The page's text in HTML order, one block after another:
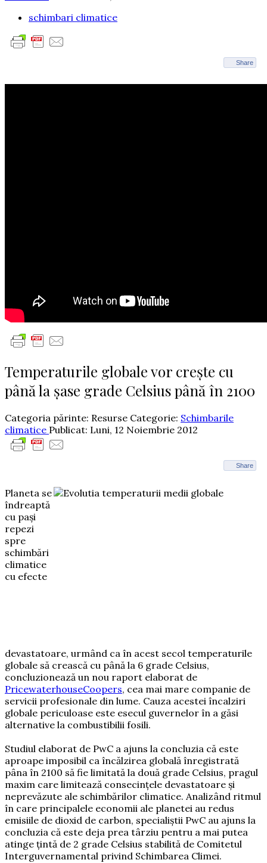
schimbari climatice
Share
Temperaturile globale vor crește cu
până la șase grade Celsius până în 2100
Categoria părinte: Resurse Categorie: Schimbarile
climatice Publicat: Luni, 12 Noiembrie 2012
Share
Planeta se
îndreaptă
cu pași
repezi
spre
schimbări
climatice
cu efecte
devastatoare, urmând ca în acest secol temperaturile
globale să crească cu până la 6 grade Celsius,
concluzionează un nou raport elaborat de
PricewaterhouseCoopers, cea mai mare companie de
servicii profesionale din lume. Cauza acestei încalziri
globale periculoase este esecul guvernelor în a găsi
alternative la combustibilii fosili.
Studiul elaborat de PwC a ajuns la concluzia că este
aproape imposibil ca încălzirea globală înregistrată
pâna în 2100 să fie limitată la două grade Celsius, pragul
maxim care limitează consecințele devastatoare și
neprevăzute ale schimbărilor climatice. Analizând ritmul
în care principalele economii ale planetei au redus
emisiile de dioxid de carbon, specialiștii PwC au ajuns la
concluzia că este deja prea târziu pentru a mai putea
atinge țintă de 2 grade Celsius stabilită de Comitetul
Interguvernamental privind Schimbarea Climei.